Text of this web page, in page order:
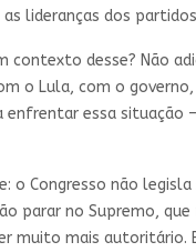
lideranças dos
desse? Não
o Lula, com o
essa situação
o Congresso não
parar no Supremo,
muito mais